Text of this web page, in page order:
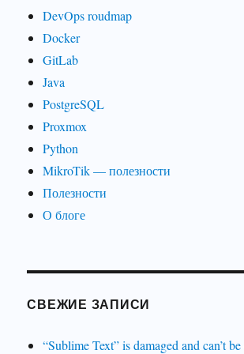
DevOps roudmap
Docker
GitLab
Java
PostgreSQL
Proxmox
Python
MikroTik — полезности
Полезности
О блоге
СВЕЖИЕ ЗАПИСИ
“Sublime Text” is damaged and can’t